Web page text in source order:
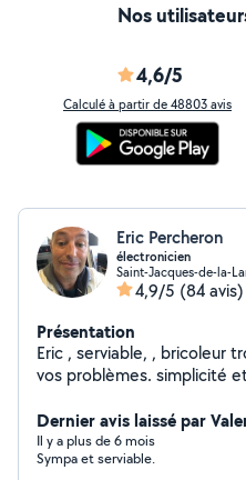
Nos
4,6/5
Calculé à partir de 48803 avis
Eric Percheron
électronicien
Saint-Jacques-de-la-
4,9/5 (84 avis)
Présentation
Eric , serviable, , bricoleur
vos problèmes. simplicité
toutes pièces dispo pour trajet Sérieux appliqué et
motivé , peux être
.possibilité de démontage
Dernier avis laissé par
Il y a plus de 6 mois
Sympa et serviable.